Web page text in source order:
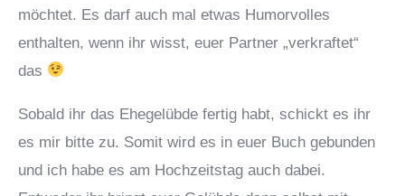
möchtet. Es darf auch mal etwas Humorvolles
enthalten, wenn ihr wisst, euer Partner „verkraftet“
das
Sobald ihr das Ehegelübde fertig habt, schickt es ihr
es mir bitte zu. Somit wird es in euer Buch gebunden
und ich habe es am Hochzeitstag auch dabei.